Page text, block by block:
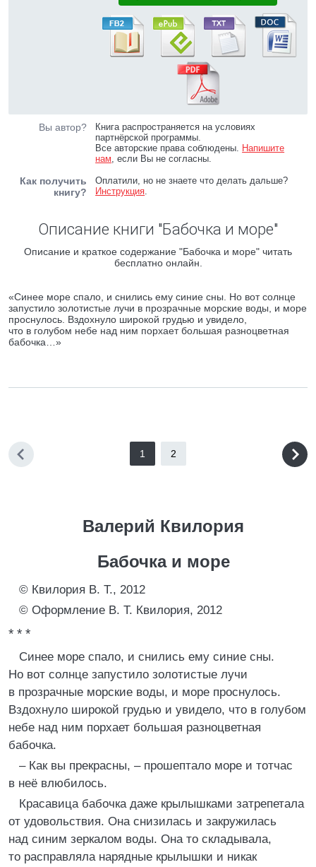
Вы автор?
Книга распространяется на условиях
партнёрской программы.
Все авторские права соблюдены. Напишите
нам, если Вы не согласны.
Как получить
книгу?
Оплатили, но не знаете что делать дальше?
Инструкция.
Описание книги "Бабочка и море"
Описание и краткое содержание "Бабочка и море" читать
бесплатно онлайн.
«Синее море спало, и снились ему синие сны. Но вот солнце
запустило золотистые лучи в прозрачные морские воды, и море
проснулось. Вздохнуло широкой грудью и увидело,
что в голубом небе над ним порхает большая разноцветная
бабочка…»
1 2
Валерий Квилория
Бабочка и море
© Квилория В. Т., 2012
© Оформление В. Т. Квилория, 2012
* * *
Синее море спало, и снились ему синие сны.
Но вот солнце запустило золотистые лучи
в прозрачные морские воды, и море проснулось.
Вздохнуло широкой грудью и увидело, что в голубом
небе над ним порхает большая разноцветная
бабочка.
– Как вы прекрасны, – прошептало море и тотчас
в неё влюбилось.
Красавица бабочка даже крылышками затрепетала
от удовольствия. Она снизилась и закружилась
над синим зеркалом воды. Она то складывала,
то расправляла нарядные крылышки и никак